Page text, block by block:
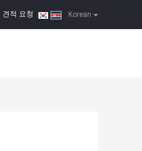
Korean
견적 요청 |